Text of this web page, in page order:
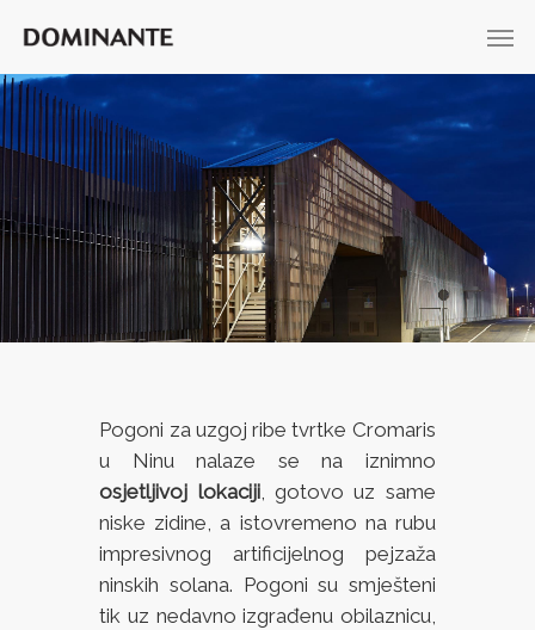
Pogoni za uzgoj ribe tvrtke Cromaris
u Ninu nalaze se na iznimno
osjetljivoj lokaciji, gotovo uz same
niske zidine, a istovremeno na rubu
impresivnog artificijelnog pejzaža
ninskih solana. Pogoni su smješteni
tik uz nedavno izgrađenu obilaznicu,